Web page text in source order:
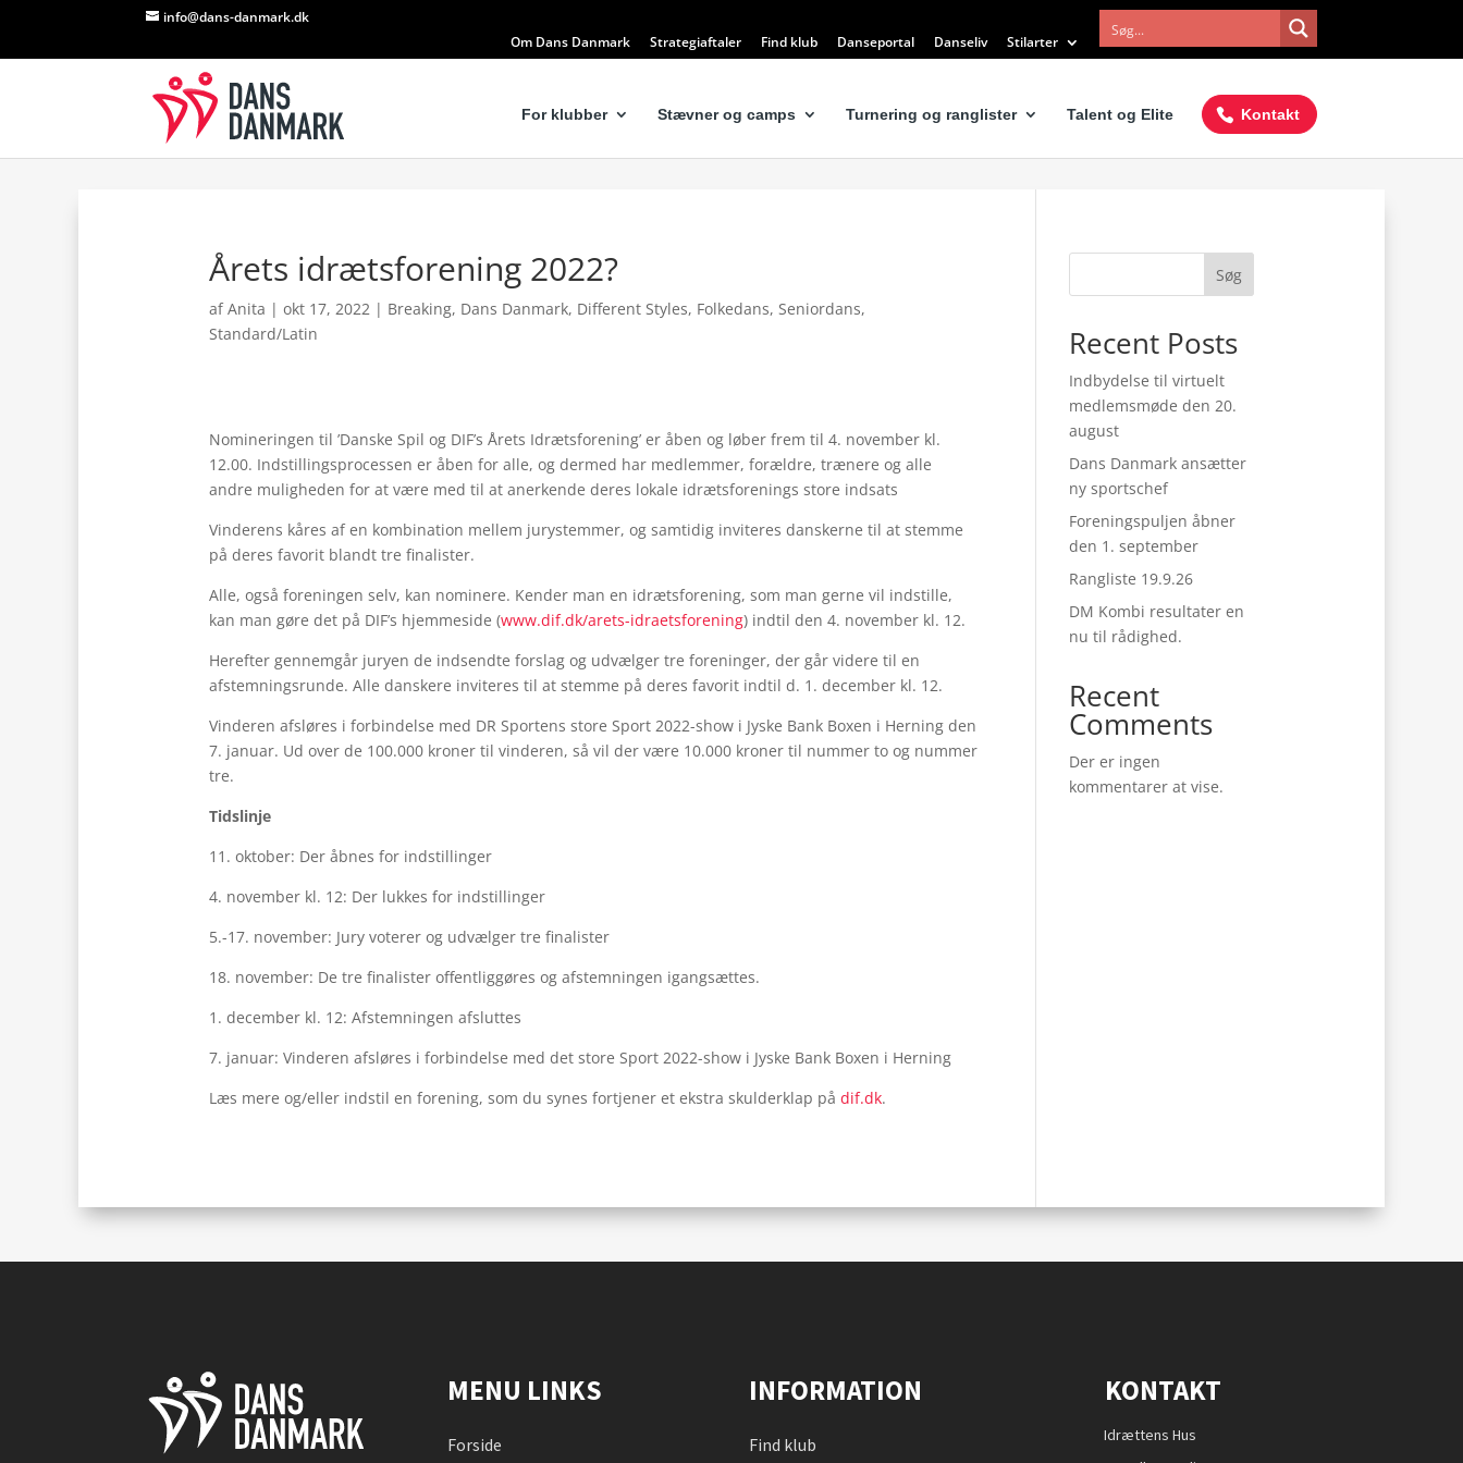
info@dans-danmark.dk
Om Dans Danmark
Strategiaftaler Find klub Danseportal Danseliv Stilarter
For klubber Stævner og camps Turnering og ranglister Talent og Elite Kontakt
Årets idrætsforening 2022?
afAnita | okt 17, 2022 | Breaking, Dans Danmark, Different Styles, Folkedans, Seniordans,
Standard/Latin
Nomineringen til ’Danske Spil og DIF’s Årets Idrætsforening’ er åben og løber frem til 4. november kl.
12.00. Indstillingsprocessen er åben for alle, og dermed har medlemmer, forældre, trænere og alle
andre muligheden for at være med til at anerkende deres lokale idrætsforenings store indsats
Vinderens kåres af en kombination mellem jurystemmer, og samtidig inviteres danskerne til at stemme
på deres favorit blandt tre finalister.
Alle, også foreningen selv, kan nominere. Kender man en idrætsforening, som man gerne vil indstille,
kan man gøre det på DIF’s hjemmeside (www.dif.dk/arets-idraetsforening) indtil den 4. november kl. 12.
Herefter gennemgår juryen de indsendte forslag og udvælger tre foreninger, der går videre til en
afstemningsrunde. Alle danskere inviteres til at stemme på deres favorit indtil d. 1. december kl. 12.
Vinderen afsløres i forbindelse med DR Sportens store Sport 2022-show i Jyske Bank Boxen i Herning den
7. januar. Ud over de 100.000 kroner til vinderen, så vil der være 10.000 kroner til nummer to og nummer
tre.
Tidslinje
11. oktober: Der åbnes for indstillinger
4. november kl. 12: Der lukkes for indstillinger
5.-17. november: Jury voterer og udvælger tre finalister
18. november: De tre finalister offentliggøres og afstemningen igangsættes.
1. december kl. 12: Afstemningen afsluttes
7. januar: Vinderen afsløres i forbindelse med det store Sport 2022-show i Jyske Bank Boxen i Herning
Læs mere og/eller indstil en forening, som du synes fortjener et ekstra skulderklap på dif.dk.
Søg
Recent Posts
Indbydelse til virtuelt
medlemsmøde den 20.
august
Dans Danmark ansætter
ny sportschef
Foreningspuljen åbner
den 1. september
Rangliste 19.9.26
DM Kombi resultater en
nu til rådighed.
Recent
Comments
Der er ingen
kommentarer at vise.
MENU LINKS
Forside
INFORMATION
Find klub
KONTAKT
Idrættens Hus